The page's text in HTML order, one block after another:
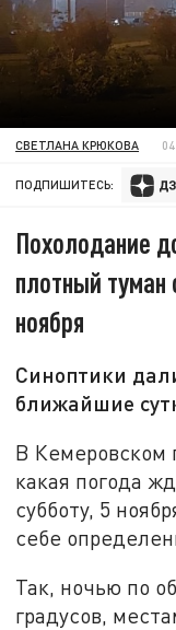
СВЕТЛАНА КРЮКОВА
ПОДПИШИТЕСЬ:
Похолодание
плотный
ноября
Синоптики
ближайшие
В Кемеровском
какая погода
субботу, 5
себе
Так, ночью по
градусов,